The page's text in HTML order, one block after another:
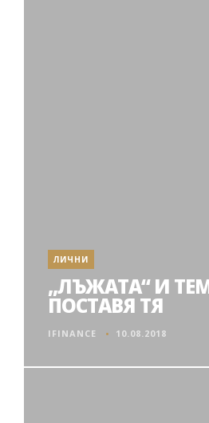
ЛИЧНИ
„ЛЪЖАТА“ И
ПОСТАВЯ ТЯ
IFINANCE 10.08.2018